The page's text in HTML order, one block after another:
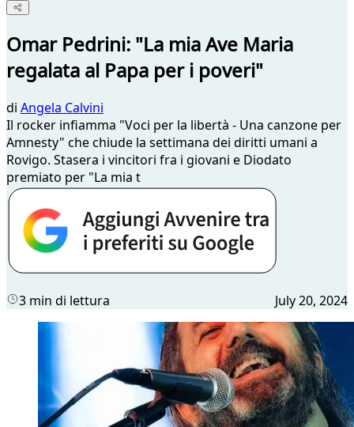
Omar Pedrini: "La mia Ave Maria
regalata al Papa per i poveri"
di Angela Calvini
Il rocker infiamma "Voci per la libertà - Una canzone per
Amnesty" che chiude la settimana dei diritti umani a
Rovigo. Stasera i vincitori fra i giovani e Diodato
premiato per "La mia t
3 min di lettura July 20, 2024